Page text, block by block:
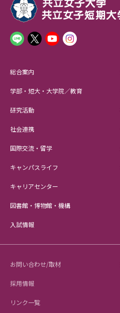
総合案内
学部・短大・大学院／教育
研究活動
社会連携
国際交流・留学
キャンパスライフ
キャリアセンター
図書館・博物館・機構
入試情報
お問い合わせ/取材
採用情報
リンク一覧